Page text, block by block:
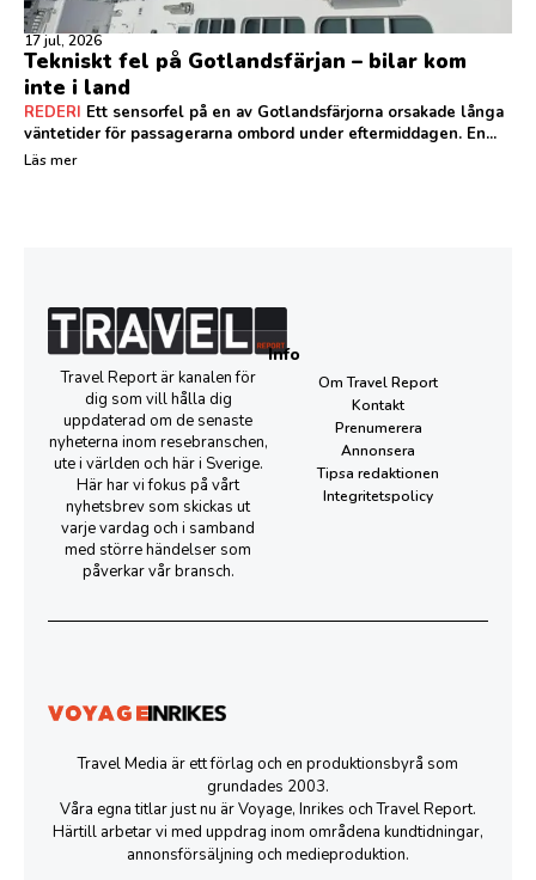
17 jul, 2026
Tekniskt fel på Gotlandsfärjan – bilar kom
inte i land
REDERI Ett sensorfel på en av Gotlandsfärjorna orsakade långa
väntetider för passagerarna ombord under eftermiddagen. En...
Läs mer
Travel Report är kanalen för
dig som vill hålla dig
uppdaterad om de senaste
nyheterna inom resebranschen,
ute i världen och här i Sverige.
Här har vi fokus på vårt
nyhetsbrev som skickas ut
varje vardag och i samband
med större händelser som
påverkar vår bransch.
Info
Om Travel Report
Kontakt
Prenumerera
Annonsera
Tipsa redaktionen
Integritetspolicy
Travel Media är ett förlag och en produktionsbyrå som
grundades 2003.
Våra egna titlar just nu är Voyage, Inrikes och Travel Report.
Härtill arbetar vi med uppdrag inom områdena kundtidningar,
annonsförsäljning och medieproduktion.